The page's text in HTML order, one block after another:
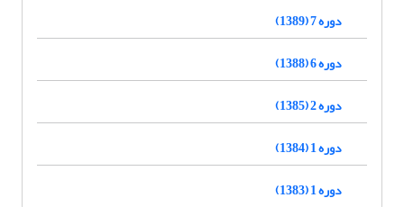
دوره 7 (1389)
دوره 6 (1388)
دوره 2 (1385)
دوره 1 (1384)
دوره 1 (1383)